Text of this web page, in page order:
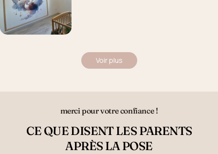
Voir plus
merci pour votre confiance !
CE QUE DISENT LES PARENTS
APRÈS LA POSE